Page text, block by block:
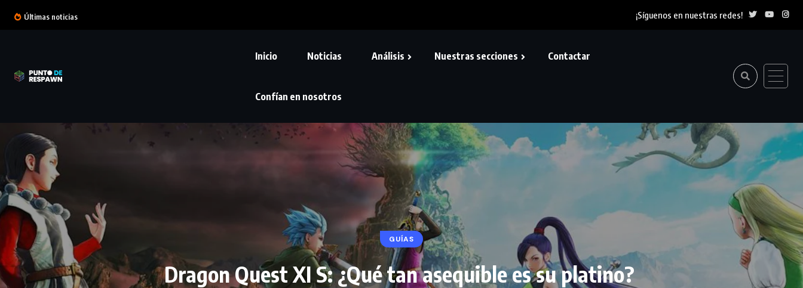
Últimas noticias ¡Síguenos en nuestras redes!
Inicio Noticias Análisis Nuestras secciones Contactar
Confían en nosotros
GUÍAS
Dragon Quest XI S: ¿Qué tan asequible es su platino?